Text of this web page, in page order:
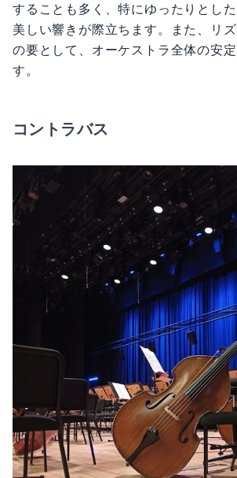
することも多く、特にゆったりとし
美しい響きが際立ちます。また、リ
の要として、オーケストラ全体の安
す。
コントラバス